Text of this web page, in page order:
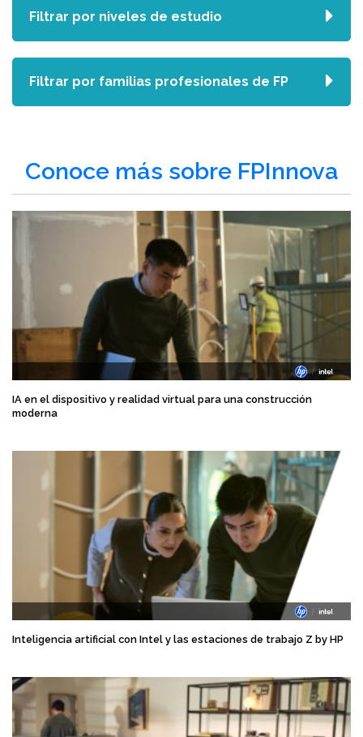
Conoce más sobre FPInnova
IA en el dispositivo y realidad virtual para una construcción
moderna
Inteligencia artificial con Intel y las estaciones de trabajo Z by HP
Filtrar por niveles de estudio
Filtrar por familias profesionales de FP